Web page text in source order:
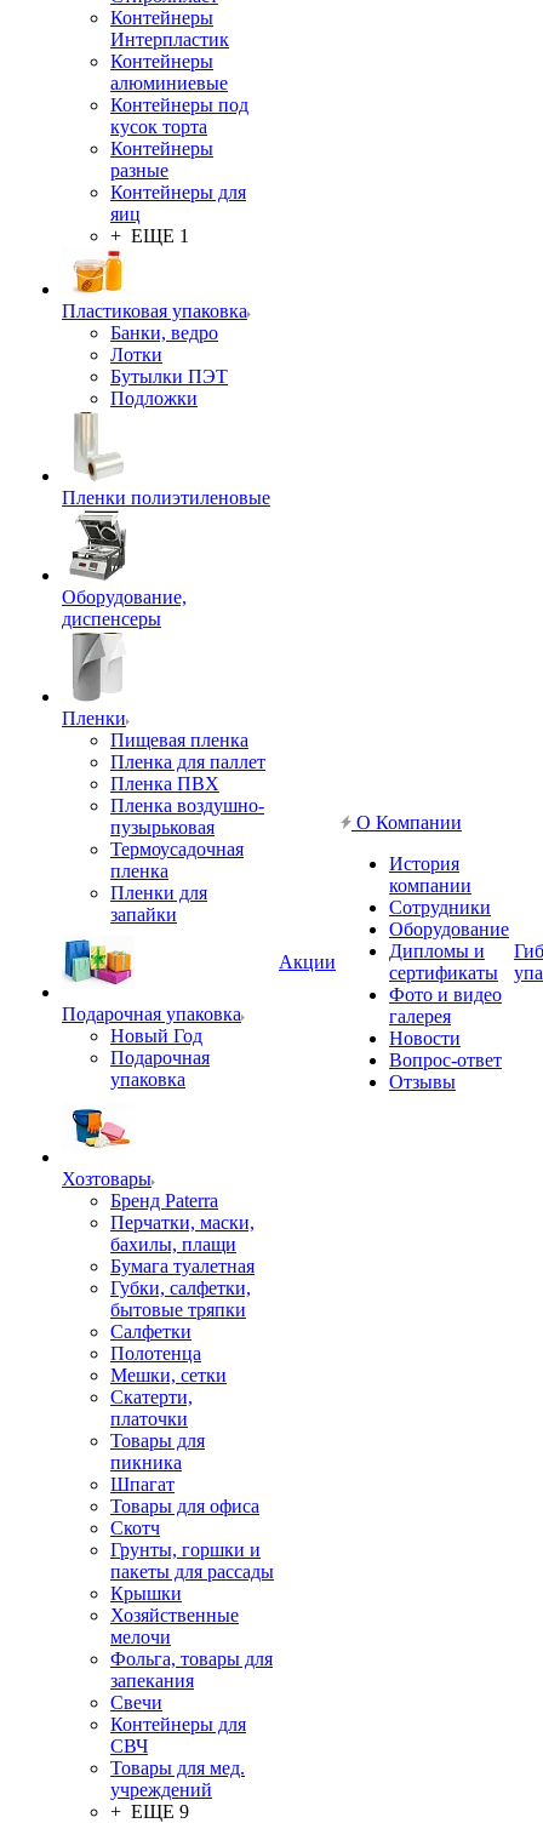
Контейнеры
Интерпластик
Контейнеры
алюминиевые
Контейнеры под
кусок торта
Контейнеры
разные
Контейнеры для
яиц
+ ЕЩЕ 1
Пластиковая упаковка
Банки, ведро
Лотки
Бутылки ПЭТ
Подложки
Пленки полиэтиленовые
Оборудование,
диспенсеры
Пленки
Пищевая пленка
Пленка для паллет
Пленка ПВХ
Пленка воздушно-
пузырьковая
Термоусадочная
пленка
Пленки для
запайки
Подарочная упаковка
Новый Год
Подарочная
упаковка
Хозтовары
Бренд Paterra
Перчатки, маски,
бахилы, плащи
Бумага туалетная
Губки, салфетки,
бытовые тряпки
Салфетки
Полотенца
Мешки, сетки
Скатерти,
платочки
Товары для
пикника
Шпагат
Товары для офиса
Скотч
Грунты, горшки и
пакеты для рассады
Крышки
Хозяйственные
мелочи
Фольга, товары для
запекания
Свечи
Контейнеры для
СВЧ
Товары для мед.
учреждений
+ ЕЩЕ 9
Акции
О Компании
История
компании
Сотрудники
Оборудование
Дипломы и
сертификаты
Фото и видео
галерея
Новости
Вопрос-ответ
Отзывы